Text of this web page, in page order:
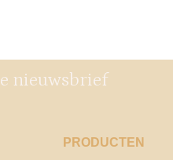
nieuwsbrief
PRODUCTEN